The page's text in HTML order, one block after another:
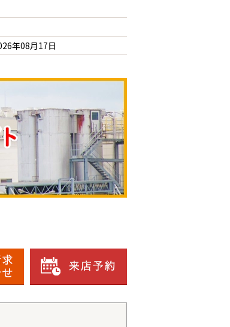
年08月17日
お客様はこんな物件もチェックしています。